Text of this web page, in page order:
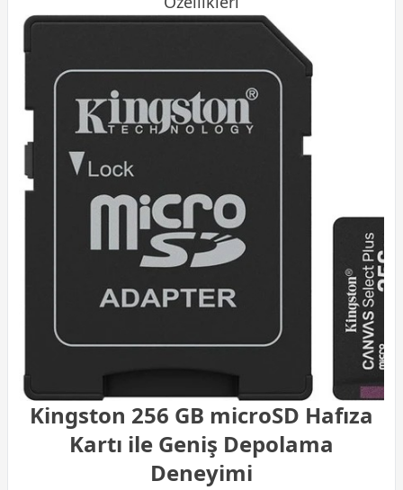
Kingston 256 GB microSD Hafıza
Kartı ile Geniş Depolama
Deneyimi